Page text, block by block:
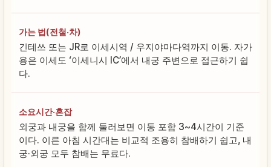
가는 법(전철·차)
긴테쓰 또는 JR로 이세시역 / 우지야마다역까지 이동. 자가
용은 이세도 ‘이세니시 IC’에서 내궁 주변으로 접근하기 쉽
다.
소요시간·혼잡
외궁과 내궁을 함께 둘러보면 이동 포함 3~4시간이 기준
이다. 이른 아침 시간대는 비교적 조용히 참배하기 쉽고, 내
궁·외궁 모두 참배는 무료다.